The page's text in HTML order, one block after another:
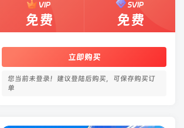
VIP
免费
SVIP
免费
立即购买
您当前未登录！建议登陆后购买，可保存购买订
单